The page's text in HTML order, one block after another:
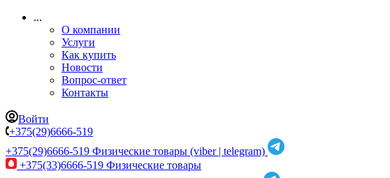
...
О компании
Услуги
Как купить
Новости
Вопрос-ответ
Контакты
Войти
+375(29)6666-519
+375(29)6666-519 Физические товары (viber | telegram)
+375(33)6666-519 Физические товары